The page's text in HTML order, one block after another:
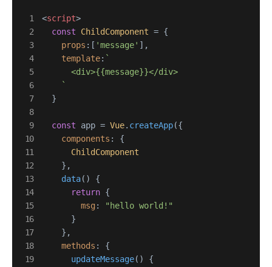
<script>
const
ChildComponent = {
props :[ 'message' ],
template: `
      <div>{{message}}</div>
    `
  }
const app = Vue. createApp({
components : {
ChildComponent
    },
data( ) {
return {
msg :
"hello world!"
      }
    },
methods : {
updateMessage( ) {